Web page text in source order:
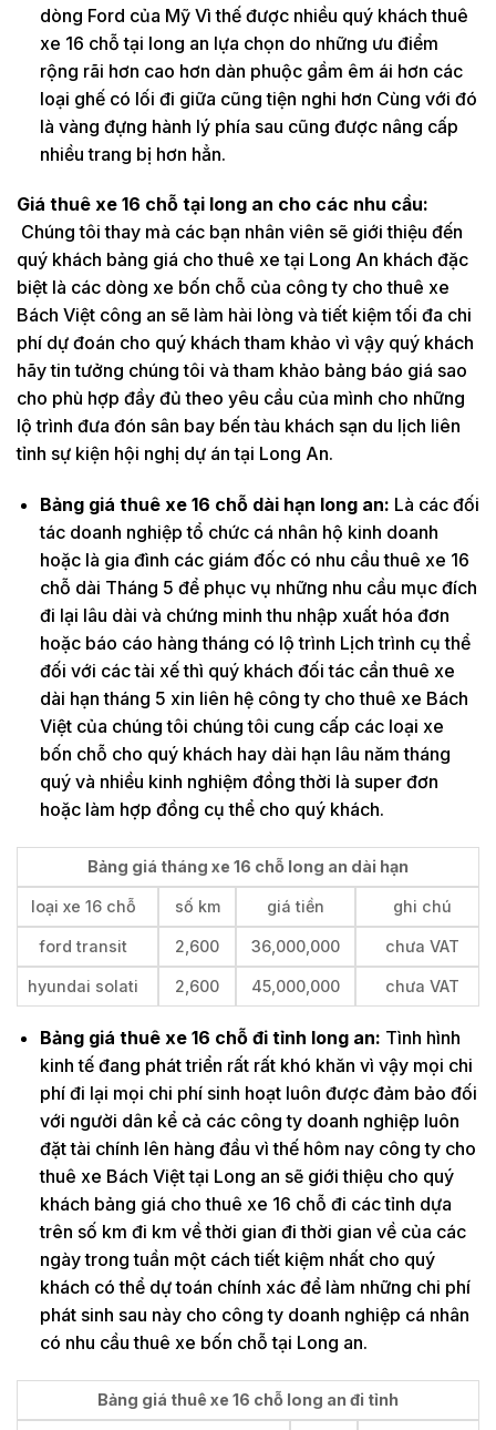
dòng Ford của Mỹ Vì thế được nhiều quý khách thuê
xe 16 chỗ tại long an lựa chọn do những ưu điểm
rộng rãi hơn cao hơn dàn phuộc gầm êm ái hơn các
loại ghế có lối đi giữa cũng tiện nghi hơn Cùng với đó
là vàng đựng hành lý phía sau cũng được nâng cấp
nhiều trang bị hơn hẳn.
Giá thuê xe 16 chỗ tại long an cho các nhu cầu:
Chúng tôi thay mà các bạn nhân viên sẽ giới thiệu đến
quý khách bảng giá cho thuê xe tại Long An khách đặc
biệt là các dòng xe bốn chỗ của công ty cho thuê xe
Bách Việt công an sẽ làm hài lòng và tiết kiệm tối đa chi
phí dự đoán cho quý khách tham khảo vì vậy quý khách
hãy tin tưởng chúng tôi và tham khảo bảng báo giá sao
cho phù hợp đầy đủ theo yêu cầu của mình cho những
lộ trình đưa đón sân bay bến tàu khách sạn du lịch liên
tỉnh sự kiện hội nghị dự án tại Long An.
Bảng giá thuê xe 16 chỗ dài hạn long an: Là các đối
tác doanh nghiệp tổ chức cá nhân hộ kinh doanh
hoặc là gia đình các giám đốc có nhu cầu thuê xe 16
chỗ dài Tháng 5 để phục vụ những nhu cầu mục đích
đi lại lâu dài và chứng minh thu nhập xuất hóa đơn
hoặc báo cáo hàng tháng có lộ trình Lịch trình cụ thể
đối với các tài xế thì quý khách đối tác cần thuê xe
dài hạn tháng 5 xin liên hệ công ty cho thuê xe Bách
Việt của chúng tôi chúng tôi cung cấp các loại xe
bốn chỗ cho quý khách hay dài hạn lâu năm tháng
quý và nhiều kinh nghiệm đồng thời là super đơn
hoặc làm hợp đồng cụ thể cho quý khách.
Bảng giá tháng xe 16 chỗ long an dài hạn
loại xe 16 chỗ số km giá tiền ghi chú
ford transit 2,600 36,000,000 chưa VAT
hyundai solati 2,600 45,000,000 chưa VAT
Bảng giá thuê xe 16 chỗ đi tỉnh long an: Tình hình
kinh tế đang phát triển rất rất khó khăn vì vậy mọi chi
phí đi lại mọi chi phí sinh hoạt luôn được đảm bảo đối
với người dân kể cả các công ty doanh nghiệp luôn
đặt tài chính lên hàng đầu vì thế hôm nay công ty cho
thuê xe Bách Việt tại Long an sẽ giới thiệu cho quý
khách bảng giá cho thuê xe 16 chỗ đi các tỉnh dựa
trên số km đi km về thời gian đi thời gian về của các
ngày trong tuần một cách tiết kiệm nhất cho quý
khách có thể dự toán chính xác để làm những chi phí
phát sinh sau này cho công ty doanh nghiệp cá nhân
có nhu cầu thuê xe bốn chỗ tại Long an.
Bảng giá thuê xe 16 chỗ long an đi tỉnh